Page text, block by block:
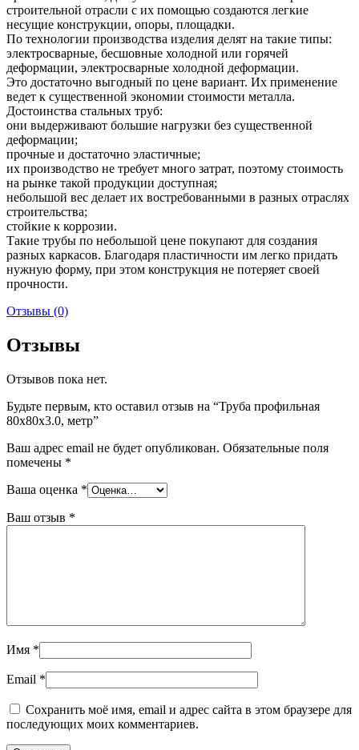
строительной отрасли с их помощью создаются легкие
несущие конструкции, опоры, площадки.
По технологии производства изделия делят на такие типы:
электросварные, бесшовные холодной или горячей
деформации, электросварные холодной деформации.
Это достаточно выгодный по цене вариант. Их применение
ведет к существенной экономии стоимости металла.
Достоинства стальных труб:
они выдерживают большие нагрузки без существенной
деформации;
прочные и достаточно эластичные;
их производство не требует много затрат, поэтому стоимость
на рынке такой продукции доступная;
небольшой вес делает их востребованными в разных отраслях
строительства;
стойкие к коррозии.
Такие трубы по небольшой цене покупают для создания
разных каркасов. Благодаря пластичности им легко придать
нужную форму, при этом конструкция не потеряет своей
прочности.
Отзывы (0)
Отзывы
Отзывов пока нет.
Будьте первым, кто оставил отзыв на “Труба профильная
80х80х3.0, метр”
Ваш адрес email не будет опубликован. Обязательные поля
помечены *
Ваша оценка *
Ваш отзыв *
Имя *
Email *
Сохранить моё имя, email и адрес сайта в этом браузере для
последующих моих комментариев.